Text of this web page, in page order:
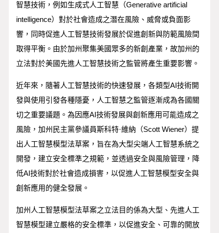
智慧技術，例如生成式人工智慧（Generative artificial
intelligence）對於社會造成之潛在風險、威脅或負面影
響，同時促進人工智慧技術發展於促進創新與防範風險間
取得平衡。由於加州聚集美國眾多的新創產業，故加州的
立法對於美國先進人工智慧技術之監管將產生重要影響。
近年來，隨著人工智慧技術的快速發展，各類型AI技術開
發與使用引發各種隱憂，人工智慧之監管逐漸成為各國關
切之重要議題。為因應AI技術發展與創新應用可能造成之
風險，加州民主黨參議員斯科特·維納（Scott Wiener）提
出人工智慧模型法草案，旨在為大型尖端人工智慧系統之
開發，建立安全標準之規範，並透過安全與風險管理，降
低AI技術對於社會造成損害，以促進人工智慧模型安全與
創新應用的健全發展。
加州人工智慧模型法草案之立法目的係為大型、先進人工
智慧模型建立嚴格的安全標準，以促進安全、可靠的開放